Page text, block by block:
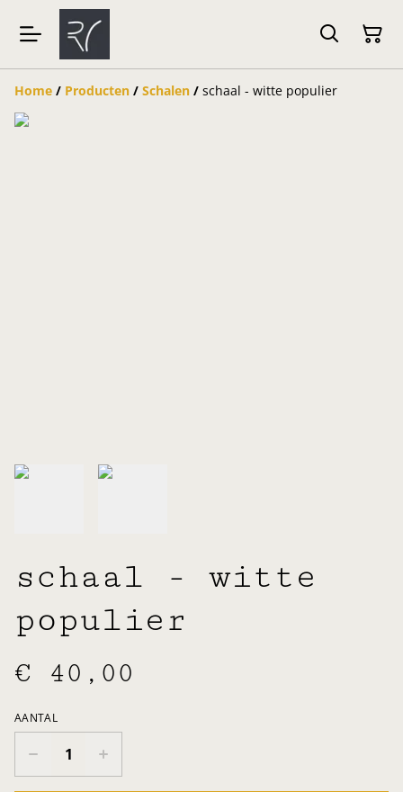
Home / Producten / Schalen / schaal - witte populier
schaal - witte
populier
€ 40,00
AANTAL